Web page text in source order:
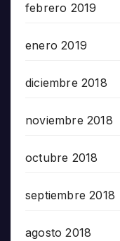
febrero 2019
enero 2019
diciembre 2018
noviembre 2018
octubre 2018
septiembre 2018
agosto 2018